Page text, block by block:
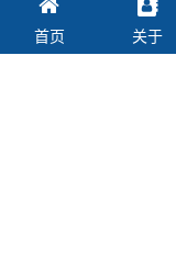
首页 关于